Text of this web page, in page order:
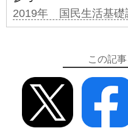
2019年 国民生活基礎
この記